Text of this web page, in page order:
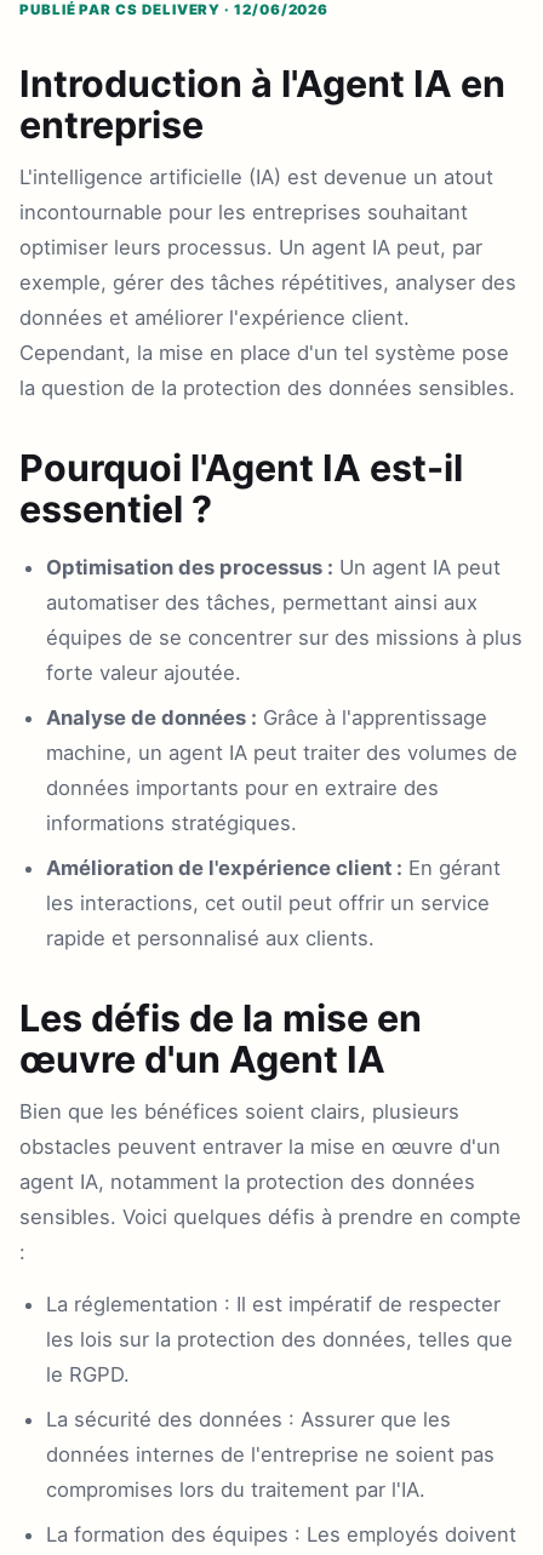
PUBLIÉ PAR CS DELIVERY · 12/06/2026
Introduction à l'Agent IA en
entreprise
L'intelligence artificielle (IA) est devenue un atout
incontournable pour les entreprises souhaitant
optimiser leurs processus. Un agent IA peut, par
exemple, gérer des tâches répétitives, analyser des
données et améliorer l'expérience client.
Cependant, la mise en place d'un tel système pose
la question de la protection des données sensibles.
Pourquoi l'Agent IA est-il
essentiel ?
Optimisation des processus : Un agent IA peut
automatiser des tâches, permettant ainsi aux
équipes de se concentrer sur des missions à plus
forte valeur ajoutée.
Analyse de données : Grâce à l'apprentissage
machine, un agent IA peut traiter des volumes de
données importants pour en extraire des
informations stratégiques.
Amélioration de l'expérience client : En gérant
les interactions, cet outil peut offrir un service
rapide et personnalisé aux clients.
Les défis de la mise en
œuvre d'un Agent IA
Bien que les bénéfices soient clairs, plusieurs
obstacles peuvent entraver la mise en œuvre d'un
agent IA, notamment la protection des données
sensibles. Voici quelques défis à prendre en compte
:
La réglementation : Il est impératif de respecter
les lois sur la protection des données, telles que
le RGPD.
La sécurité des données : Assurer que les
données internes de l'entreprise ne soient pas
compromises lors du traitement par l'IA.
La formation des équipes : Les employés doivent